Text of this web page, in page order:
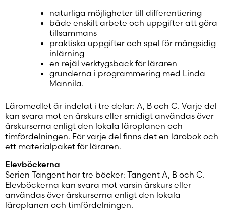
naturliga möjligheter till differentiering
både enskilt arbete och uppgifter att göra
tillsammans
praktiska uppgifter och spel för mångsidig
inlärning
en rejäl verktygsback för läraren
grunderna i programmering med Linda
Mannila.
Läromedlet är indelat i tre delar: A, B och C. Varje del
kan svara mot en årskurs eller smidigt användas över
årskurserna enligt den lokala läroplanen och
timfördelningen. För varje del finns det en lärobok och
ett materialpaket för läraren.
Elevböckerna
Serien Tangent har tre böcker: Tangent A, B och C.
Elevböckerna kan svara mot varsin årskurs eller
användas över årskurserna enligt den lokala
läroplanen och timfördelningen.